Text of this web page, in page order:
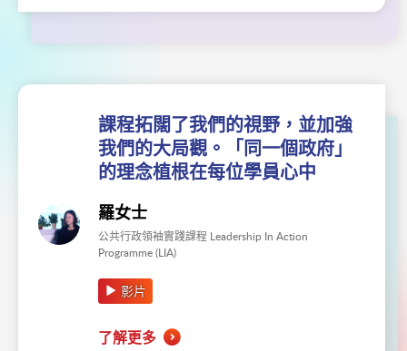
課程拓闊了我們的視野，並加強
我們的大局觀。「同一個政府」
的理念植根在每位學員心中
羅女士
公共行政領袖實踐課程 Leadership In Action
Programme (LIA)
影片
了解更多